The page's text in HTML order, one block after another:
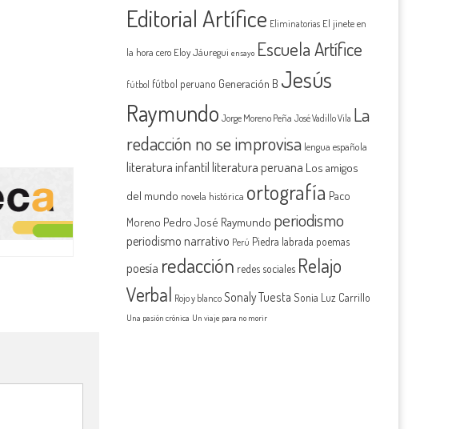
Editorial Artífice Eliminatorias El jinete en
la hora cero Eloy Jáuregui ensayo Escuela Artífice
fútbol fútbol peruano Generación B Jesús
Raymundo Jorge Moreno Peña José Vadillo Vila La
redacción no se improvisa lengua española
literatura infantil literatura peruana Los amigos
del mundo novela histórica ortografía Paco
Moreno Pedro José Raymundo periodismo
periodismo narrativo Perú Piedra labrada poemas
poesía redacción redes sociales Relajo
Verbal Rojo y blanco Sonaly Tuesta Sonia Luz Carrillo
Una pasión crónica Un viaje para no morir